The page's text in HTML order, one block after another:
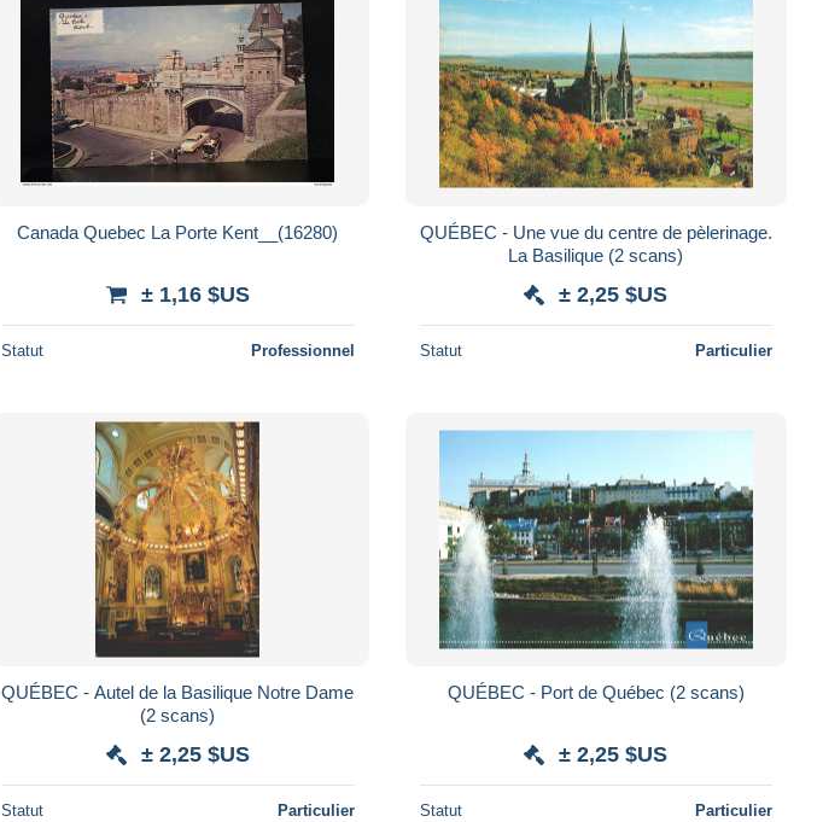
Canada Quebec La Porte Kent__(16280)
± 1,16 $US
Statut Professionnel
QUÉBEC - Une vue du centre de pèlerinage.
La Basilique (2 scans)
± 2,25 $US
Statut Particulier
QUÉBEC - Autel de la Basilique Notre Dame
(2 scans)
± 2,25 $US
Statut Particulier
QUÉBEC - Port de Québec (2 scans)
± 2,25 $US
Statut Particulier